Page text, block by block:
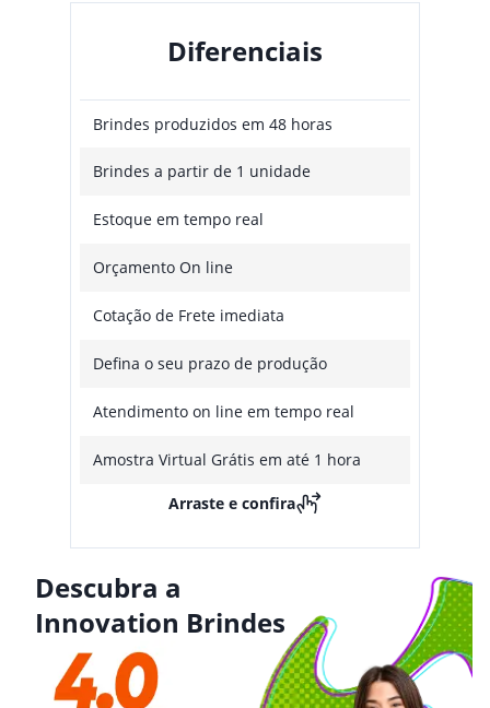
Diferenciais
Brindes produzidos em 48 horas
Brindes a partir de 1 unidade
Estoque em tempo real
Orçamento On line
Cotação de Frete imediata
Defina o seu prazo de produção
Atendimento on line em tempo real
Amostra Virtual Grátis em até 1 hora
Arraste e confira
Descubra a
Innovation Brindes